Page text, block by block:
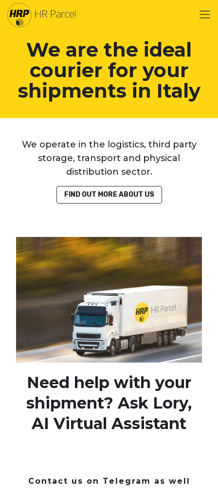
We are the ideal
courier for your
shipments in Italy
We operate in the logistics, third party
storage, transport and physical
distribution sector.
FIND OUT MORE ABOUT US
Need help with your
shipment? Ask Lory,
AI Virtual Assistant
Contact us on Telegram as well